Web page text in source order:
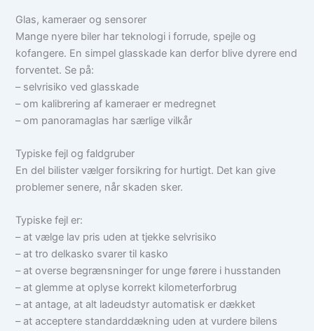
Glas, kameraer og sensorer
Mange nyere biler har teknologi i forrude, spejle og
kofangere. En simpel glasskade kan derfor blive dyrere end
forventet. Se på:
– selvrisiko ved glasskade
– om kalibrering af kameraer er medregnet
– om panoramaglas har særlige vilkår
Typiske fejl og faldgruber
En del bilister vælger forsikring for hurtigt. Det kan give
problemer senere, når skaden sker.
Typiske fejl er:
– at vælge lav pris uden at tjekke selvrisiko
– at tro delkasko svarer til kasko
– at overse begrænsninger for unge førere i husstanden
– at glemme at oplyse korrekt kilometerforbrug
– at antage, at alt ladeudstyr automatisk er dækket
– at acceptere standarddækning uden at vurdere bilens